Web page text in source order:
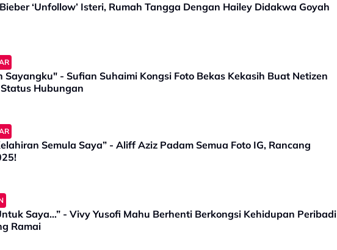
‘Unfollow’ Isteri, Rumah Tangga Dengan Hailey Didakwa Goyah
- Sufian Suhaimi Kongsi Foto Bekas Kekasih Buat Netizen
Hubungan
Semula Saya” - Aliff Aziz Padam Semua Foto IG, Rancang
Saya…” - Vivy Yusofi Mahu Berhenti Berkongsi Kehidupan Peribadi
Ramai